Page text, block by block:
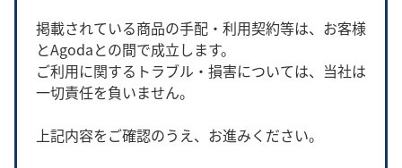
掲載されている商品の手配・利用契約等は、お客様
とAgodaとの間で成立します。
ご利用に関するトラブル・損害については、当社は
一切責任を負いません。
上記内容をご確認のうえ、お進みください。